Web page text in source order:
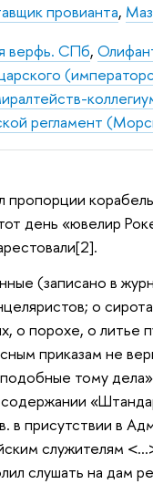
провианта,
верфь. СПб,
регламент
день «ювелир
(записано в
о
о порохе, о литье
приказам не
тому
в присутствии в
служителям
слушать на дам